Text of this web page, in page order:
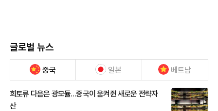
글로벌 뉴스
중국 일본 베트남
희토류 다음은 광모듈…중국이 움켜쥔 새로운 전략자
산